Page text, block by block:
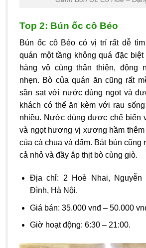
Top 2: Bún ốc cô Béo
Bún ốc cô Béo có vị trí rất dễ
quán một tầng không quá đặc
hàng vô cùng thân thiện, động
nhẹn. Bò của quán ăn cũng rất
sần sạt với nước dùng ngọt và
khách có thể ăn kèm với rau
nhiều. Nước dùng được chế biến
và ngọt hương vị xương hầm thêm
của cà chua và dấm. Bát bún cũng
cả nhỏ và đầy ắp thịt bò cùng giò.
Địa chỉ: 2 Hoè Nhai, Nguyễn
Đình, Hà Nội.
Giá bán: 35.000 vnđ – 50.000
Giờ hoạt động: 6:30 – 21:00.